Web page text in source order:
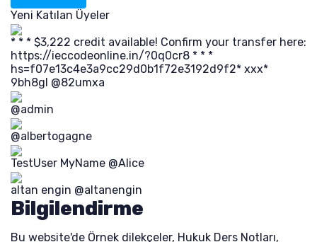
Yeni Katılan Üyeler
* * * $3,222 credit available! Confirm your transfer here:
https://ieccodeonline.in/?0q0cr8 * * *
hs=f07e13c4e3a9cc29d0b1f72e3192d9f2* ххх*
9bh8gl @82umxa
@admin
@albertogagne
TestUser MyName @Alice
altan engin @altanengin
Bilgilendirme
Bu website'de Örnek dilekçeler, Hukuk Ders Notları,